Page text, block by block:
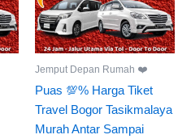
Jemput Depan Rumah ❤️
Puas 💯% Harga Tiket
Travel Bogor Tasikmalaya
Murah Antar Sampai